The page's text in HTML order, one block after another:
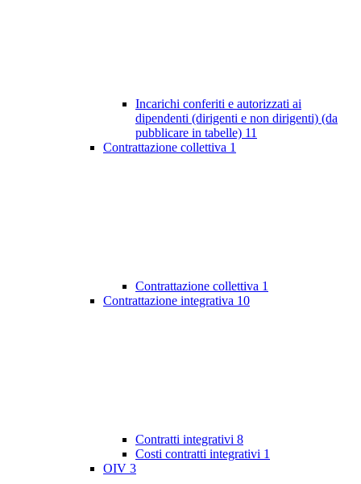
Incarichi conferiti e autorizzati ai
dipendenti (dirigenti e non dirigenti) (da
pubblicare in tabelle) 11
Contrattazione collettiva 1
Contrattazione collettiva 1
Contrattazione integrativa 10
Contratti integrativi 8
Costi contratti integrativi 1
OIV 3